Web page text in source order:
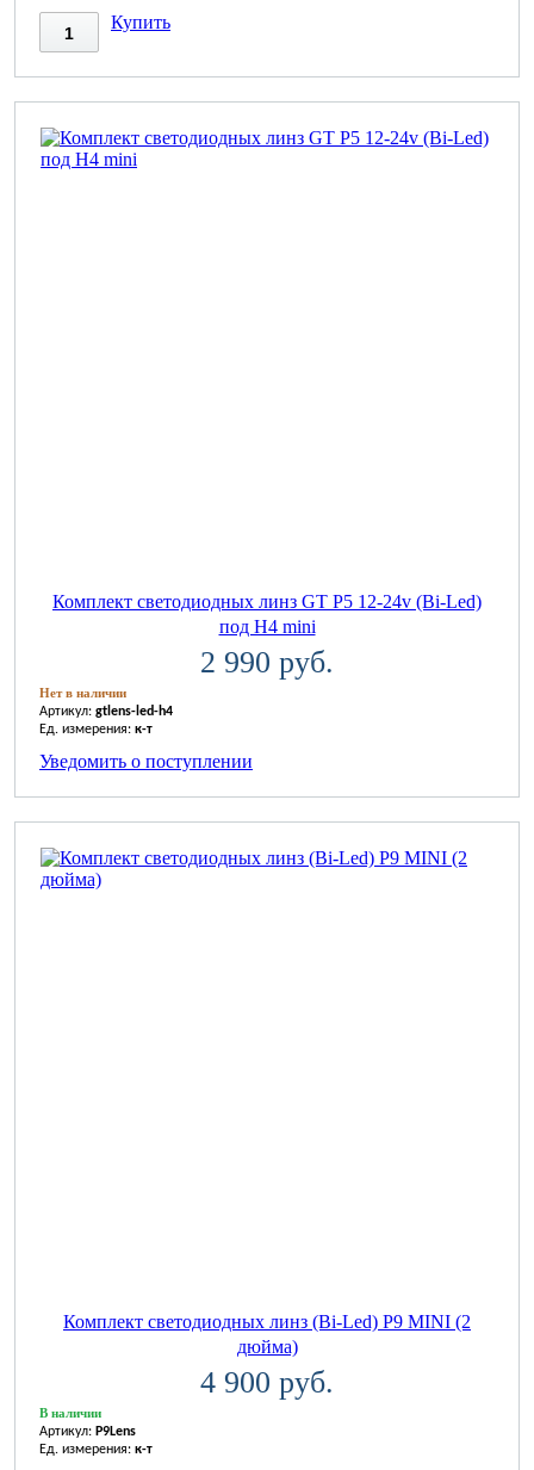
Купить
Комплект светодиодных линз GT P5 12-24v (Bi-Led)
под H4 mini
2 990 руб.
Нет в наличии
Артикул: gtlens-led-h4
Ед. измерения: к-т
Уведомить о поступлении
Комплект светодиодных линз (Bi-Led) P9 MINI (2
дюйма)
4 900 руб.
В наличии
Артикул: P9Lens
Ед. измерения: к-т